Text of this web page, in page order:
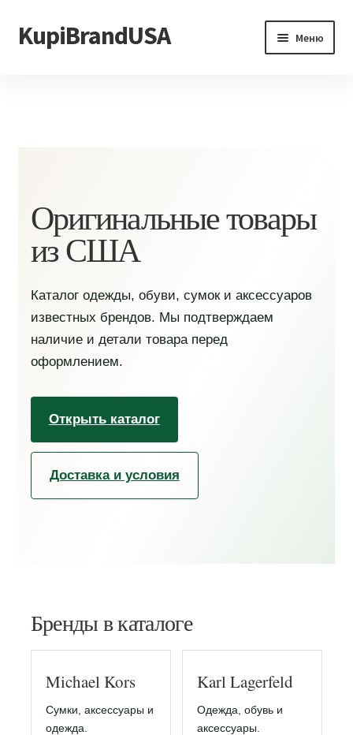
Перейти
к
Перейти
к
KupiBrandUSA Меню
Оригинальные товары
из США
Каталог одежды, обуви, сумок и аксессуаров
известных брендов. Мы подтверждаем
наличие и детали товара перед
оформлением.
Открыть каталог
Доставка и условия
Бренды в каталоге
Michael Kors
Сумки, аксессуары и
одежда.
Karl Lagerfeld
Одежда, обувь и
аксессуары.